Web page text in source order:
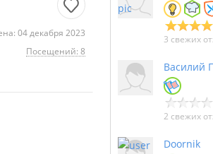
04 декабря 2023
Посещений: 8
3 свежих
Василий
2 свежих
Doornik